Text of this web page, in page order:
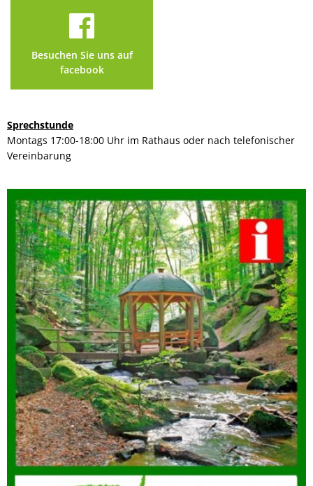
Besuchen Sie uns auf
facebook
Sprechstunde
Montags 17:00-18:00 Uhr im Rathaus oder nach telefonischer
Vereinbarung